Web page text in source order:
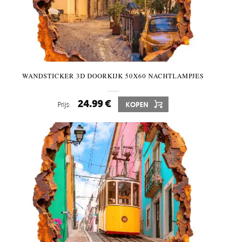
WANDSTICKER 3D DOORKIJK 50X60 NACHTLAMPJES
Prijs: 24.99 € KOPEN